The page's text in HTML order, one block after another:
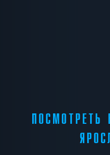
ПОСМОТРЕТЬ